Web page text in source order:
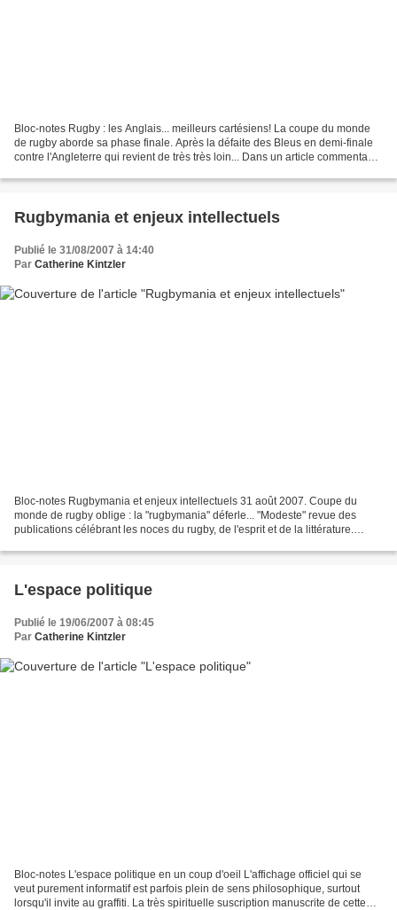
Bloc-notes Rugby : les Anglais... meilleurs cartésiens! La coupe du monde
de rugby aborde sa phase finale. Après la défaite des Bleus en demi-finale
contre l'Angleterre qui revient de très très loin... Dans un article commentant
Rugbymania et enjeux intellectuels
Publié le 31/08/2007 à 14:40
Par Catherine Kintzler
Bloc-notes Rugbymania et enjeux intellectuels 31 août 2007. Coupe du
monde de rugby oblige : la "rugbymania" déferle... "Modeste" revue des
publications célébrant les noces du rugby, de l'esprit et de la littérature.
L'espace politique
Publié le 19/06/2007 à 08:45
Par Catherine Kintzler
Bloc-notes L'espace politique en un coup d'oeil L'affichage officiel qui se
veut purement informatif est parfois plein de sens philosophique, surtout
lorsqu'il invite au graffiti. La très spirituelle suscription manuscrite de cette